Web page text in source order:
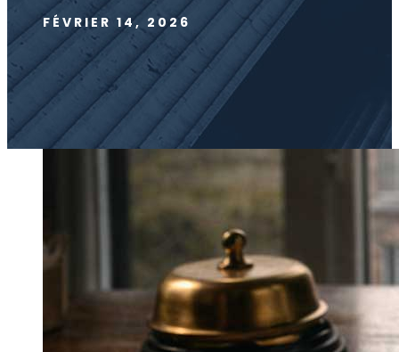
FÉVRIER 14, 2026